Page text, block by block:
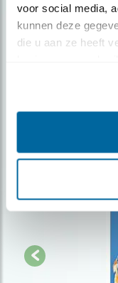
voor social media,
kunnen deze
die u aan ze heeft
over vogels en
AANMELDEN